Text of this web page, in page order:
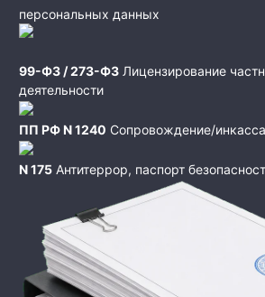
персональных данных
99-ФЗ / 273-ФЗ Лицензирование
деятельности
ПП РФ N 1240 Сопровождение/
N 175 Антитеррор, паспорт